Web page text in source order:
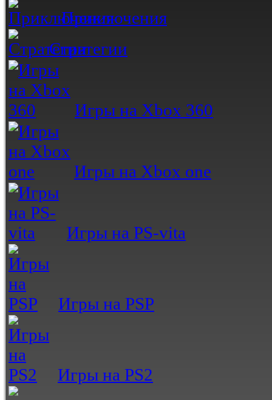
Приключения
Стратегии
Игры на Xbox 360
Игры на Xbox one
Игры на PS-vita
Игры на PSP
Игры на PS2